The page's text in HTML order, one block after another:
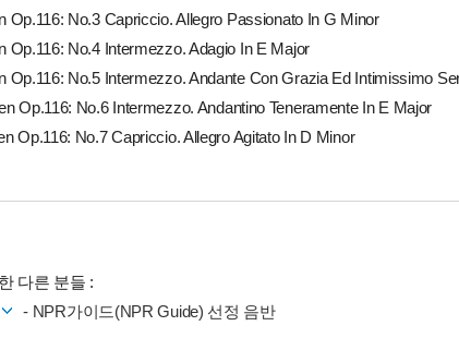
Op.116: No.3 Capriccio. Allegro Passionato In G Minor
Op.116: No.4 Intermezzo. Adagio In E Major
Op.116: No.5 Intermezzo. Andante Con Grazia Ed Intimissimo
Op.116: No.6 Intermezzo. Andantino Teneramente In E Major
Op.116: No.7 Capriccio. Allegro Agitato In D Minor
다른 분들 :
- NPR가이드(NPR Guide) 선정 음반